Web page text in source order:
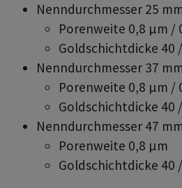
Nenndurchmesser 25
Porenweite 0,8 µm /
Goldschichtdicke 40
Nenndurchmesser 37
Porenweite 0,8 µm /
Goldschichtdicke 40
Nenndurchmesser 47
Porenweite 0,8 µm
Goldschichtdicke 40